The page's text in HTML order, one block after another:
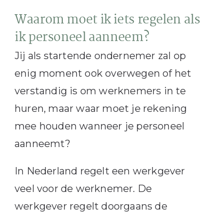
Waarom moet ik iets regelen als
ik personeel aanneem?
Jij als startende ondernemer zal op
enig moment ook overwegen of het
verstandig is om werknemers in te
huren, maar waar moet je rekening
mee houden wanneer je personeel
aanneemt?
In Nederland regelt een werkgever
veel voor de werknemer. De
werkgever regelt doorgaans de